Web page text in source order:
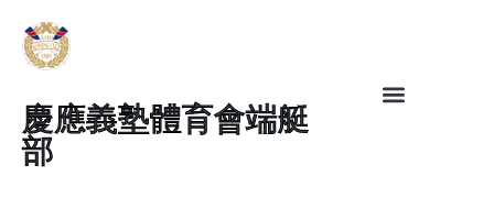
慶應義塾體育會端艇
部